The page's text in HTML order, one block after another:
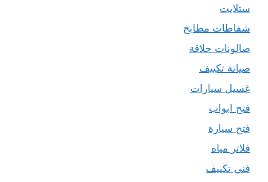
ستلايت
شفاطات مطابخ
صالونات حلاقة
صيانة تكييف
غسيل سيارات
فتح ابواب
فتح سيارة
فلاتر مياه
فني تكييف